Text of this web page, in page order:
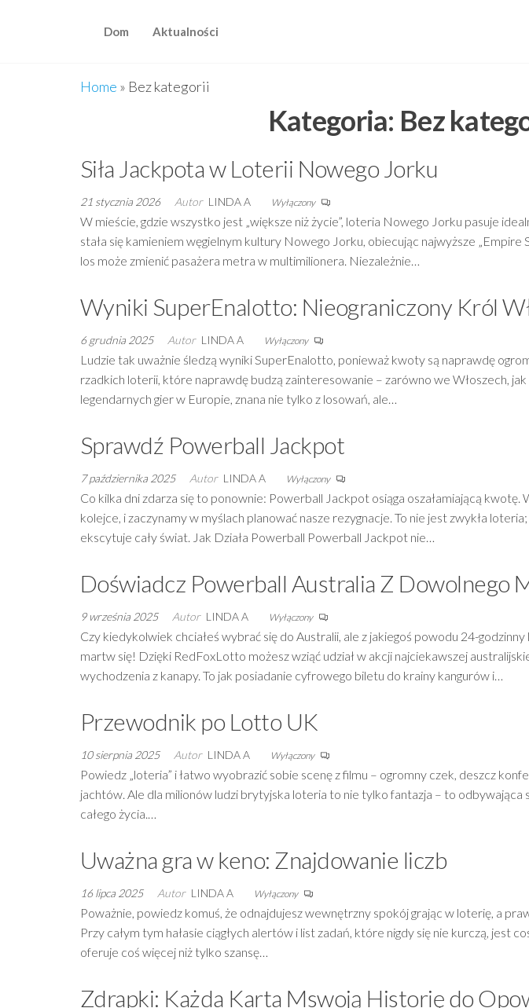
Dom Aktualności
Home » Bez kategorii
Kategoria: Bez
Siła Jackpota w Loterii Nowego Jorku
21 stycznia 2026 Autor LINDA A Wyłączony
W mieście, gdzie wszystko jest „większe niż życie”, loteria Nowego Jorku pasuje
stała się kamieniem węgielnym kultury Nowego Jorku, obiecując najwyższe
los może zmienić pasażera metra w multimilionera. Niezależnie…
Wyniki SuperEnalotto: Nieograniczony Król
6 grudnia 2025 Autor LINDA A Wyłączony
Ludzie tak uważnie śledzą wyniki SuperEnalotto, ponieważ kwoty są naprawdę
rzadkich loterii, które naprawdę budzą zainteresowanie – zarówno we Włoszech, jak
legendarnych gier w Europie, znana nie tylko z losowań, ale…
Sprawdź Powerball Jackpot
7 października 2025 Autor LINDA A Wyłączony
Co kilka dni zdarza się to ponownie: Powerball Jackpot osiąga oszałamiającą kwotę.
kolejce, i zaczynamy w myślach planować nasze rezygnacje. To nie jest zwykła
ekscytuje cały świat. Jak Działa Powerball Powerball Jackpot nie…
Doświadcz Powerball Australia Z Dowolnego
9 września 2025 Autor LINDA A Wyłączony
Czy kiedykolwiek chciałeś wybrać się do Australii, ale z jakiegoś powodu 24-
martw się! Dzięki RedFoxLotto możesz wziąć udział w akcji najciekawszej
wychodzenia z kanapy. To jak posiadanie cyfrowego biletu do krainy kangurów i…
Przewodnik po Lotto UK
10 sierpnia 2025 Autor LINDA A Wyłączony
Powiedz „loteria” i łatwo wyobrazić sobie scenę z filmu – ogromny czek, deszcz
jachtów. Ale dla milionów ludzi brytyjska loteria to nie tylko fantazja – to odbywająca
całego życia.…
Uważna gra w keno: Znajdowanie liczb
16 lipca 2025 Autor LINDA A Wyłączony
Poważnie, powiedz komuś, że odnajdujesz wewnętrzny spokój grając w loterię, a
Przy całym tym hałasie ciągłych alertów i list zadań, które nigdy się nie kurczą, jest
oferuje coś więcej niż tylko szansę…
Zdrapki: Każda Karta Mswoją Historię do